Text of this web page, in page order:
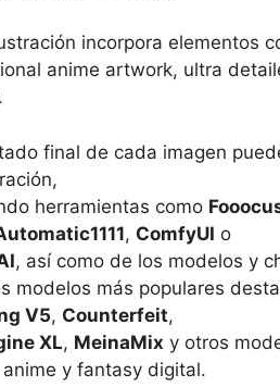
incorpora elementos
anime artwork, ultra
final de cada imagen
herramientas como
, ComfyUI o
, así como de los modelos y
modelos más populares
V5, Counterfeit,
XL, MeinaMix y otros
y fantasy digital.